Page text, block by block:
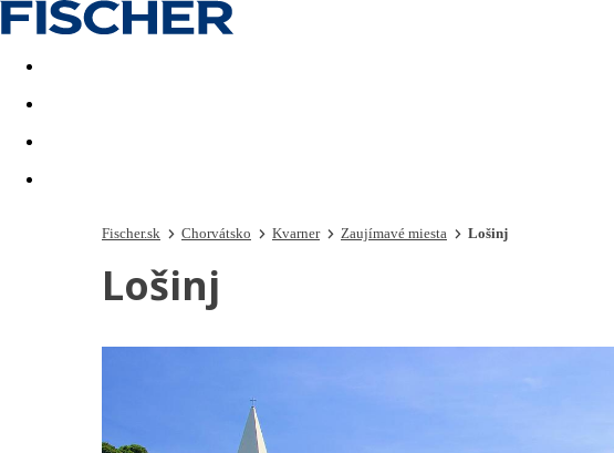
Last minute Dovolenkové kluby
Fischer.sk Chorvátsko Kvarner Zaujímavé miesta Lošinj
Lošinj